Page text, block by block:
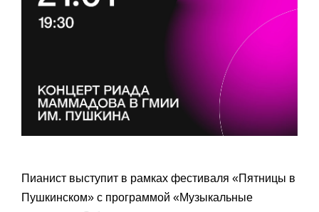
Пианист выступит в рамках фестиваля «Пятницы в